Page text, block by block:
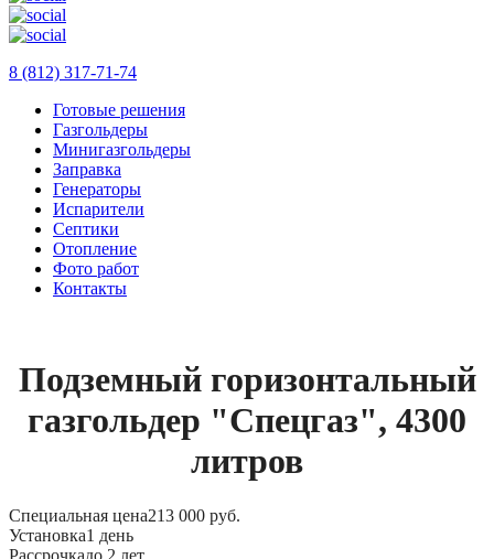
8 (812) 317-71-74
Готовые решения
Газгольдеры
Минигазгольдеры
Заправка
Генераторы
Испарители
Септики
Отопление
Фото работ
Контакты
Подземный горизонтальный
газгольдер "Спецгаз", 4300
литров
Специальная цена213 000 руб.
Установка1 день
Рассрочкадо 2 лет